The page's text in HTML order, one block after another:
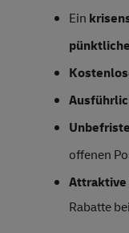
Ein
offenen
Attraktive
Rabatte